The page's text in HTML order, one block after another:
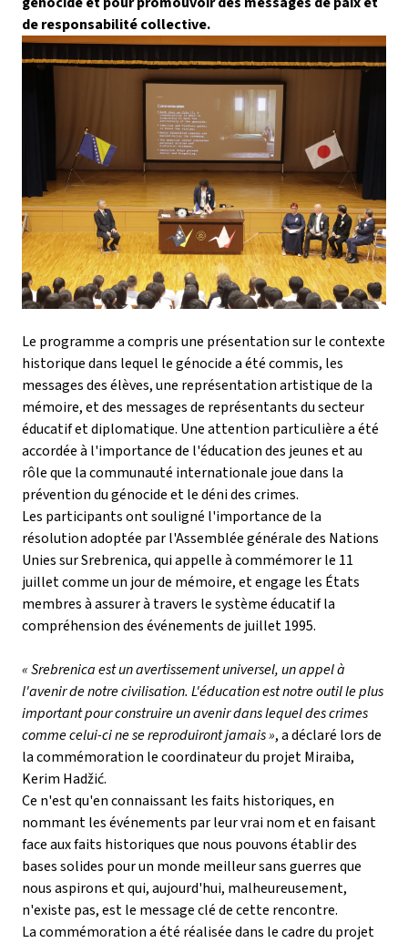
de responsabilité collective.
Le programme a compris une présentation sur le contexte
historique dans lequel le génocide a été commis, les
messages des élèves, une représentation artistique de la
mémoire, et des messages de représentants du secteur
éducatif et diplomatique. Une attention particulière a été
accordée à l'importance de l'éducation des jeunes et au
rôle que la communauté internationale joue dans la
prévention du génocide et le déni des crimes.
Les participants ont souligné l'importance de la
résolution adoptée par l'Assemblée générale des Nations
Unies sur Srebrenica, qui appelle à commémorer le 11
juillet comme un jour de mémoire, et engage les États
membres à assurer à travers le système éducatif la
compréhension des événements de juillet 1995.
« Srebrenica est un avertissement universel, un appel à
l'avenir de notre civilisation. L'éducation est notre outil le plus
important pour construire un avenir dans lequel des crimes
comme celui-ci ne se reproduiront jamais », a déclaré lors de
la commémoration le coordinateur du projet Miraiba,
Kerim Hadžić.
Ce n'est qu'en connaissant les faits historiques, en
nommant les événements par leur vrai nom et en faisant
face aux faits historiques que nous pouvons établir des
bases solides pour un monde meilleur sans guerres que
nous aspirons et qui, aujourd'hui, malheureusement,
n'existe pas, est le message clé de cette rencontre.
La commémoration a été réalisée dans le cadre du projet